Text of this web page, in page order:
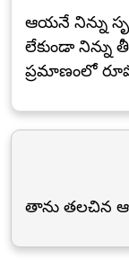
ఆయనే నిన్ను
లేకుండా నిన్ను
ప్రమాణంలో
తాను తలచిన